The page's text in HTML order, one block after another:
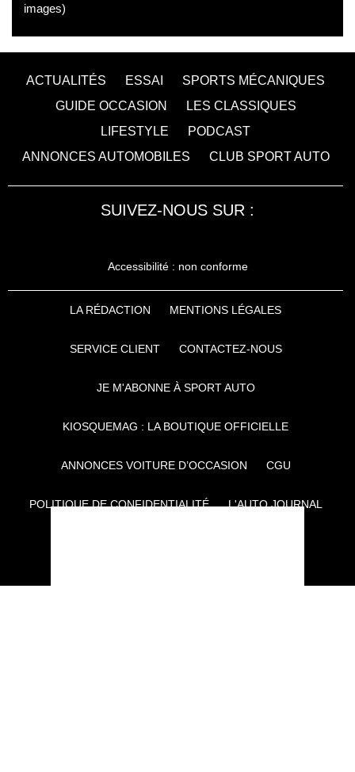
images)
ACTUALITÉS ESSAI
SPORTS MÉCANIQUES
GUIDE OCCASION
LES CLASSIQUES
LIFESTYLE
PODCAST
ANNONCES AUTOMOBILES
CLUB SPORT AUTO
SUIVEZ-NOUS SUR :
Accessibilité : non conforme
LA RÉDACTION MENTIONS LÉGALES
SERVICE CLIENT CONTACTEZ-NOUS
JE M'ABONNE À SPORT AUTO
KIOSQUEMAG : LA BOUTIQUE OFFICIELLE
ANNONCES VOITURE D’OCCASION CGU
POLITIQUE DE CONFIDENTIALITÉ L'AUTO JOURNAL